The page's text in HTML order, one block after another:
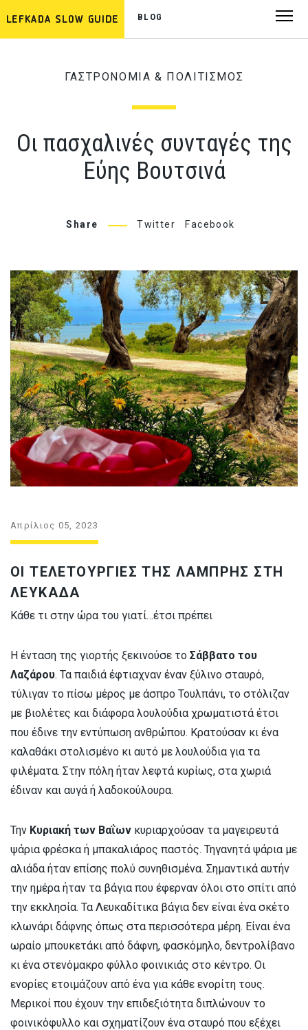
BLOG
ΓΑΣΤΡΟΝΟΜΙΑ & ΠΟΛΙΤΙΣΜΟΣ
Οι πασχαλινές συνταγές της
Εύης Βουτσινά
Share Twitter Facebook
Απρίλιος 05, 2023
ΟΙ ΤΕΛΕΤΟΥΡΓΙΕΣ ΤΗΣ ΛΑΜΠΡΗΣ ΣΤΗ
ΛΕΥΚΑΔΑ
Κάθε τι στην ώρα του γιατί…έτσι πρέπει
Η ένταση της γιορτής ξεκινούσε το Σάββατο του
Λαζάρου. Τα παιδιά έφτιαχναν έναν ξύλινο σταυρό,
τύλιγαν το πίσω μέρος με άσπρο Τουλπάνι, το στόλιζαν
με βιολέτες και διάφορα λουλούδια χρωματιστά έτσι
που έδινε την εντύπωση ανθρώπου. Κρατούσαν κι ένα
καλαθάκι στολισμένο κι αυτό με λουλούδια για τα
φιλέματα. Στην πόλη ήταν λεφτά κυρίως, στα χωριά
έδιναν και αυγά ή λαδοκούλουρα.
Την Κυριακή των Βαΐων κυριαρχούσαν τα μαγειρευτά
ψάρια φρέσκα ή μπακαλιάρος παστός. Τηγανητά ψάρια με
αλιάδα ήταν επίσης πολύ συνηθισμένα. Σημαντικά αυτήν
την ημέρα ήταν τα βάγια που έφερναν όλοι στο σπίτι από
την εκκλησία. Τα Λευκαδίτικα βάγια δεν είναι ένα σκέτο
κλωνάρι δάφνης όπως στα περισσότερα μέρη. Είναι ένα
ωραίο μπουκετάκι από δάφνη, φασκόμηλο, δεντρολίβανο
κι ένα στενόμακρο φύλλο φοινικιάς στο κέντρο. Οι
ενορίες ετοιμάζουν από ένα για κάθε ενορίτη τους.
Μερικοί που έχουν την επιδεξιότητα διπλώνουν το
φοινικόφυλλο και σχηματίζουν ένα σταυρό που εξέχει